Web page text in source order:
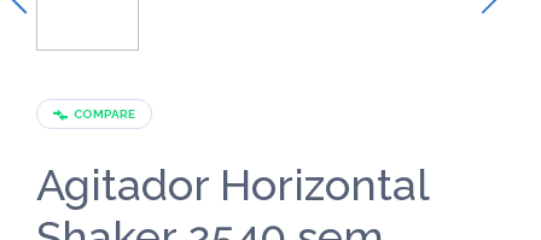
COMPARE
Agitador Horizontal